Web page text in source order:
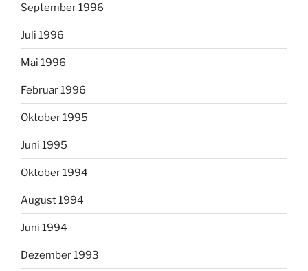
September 1996
Juli 1996
Mai 1996
Februar 1996
Oktober 1995
Juni 1995
Oktober 1994
August 1994
Juni 1994
Dezember 1993